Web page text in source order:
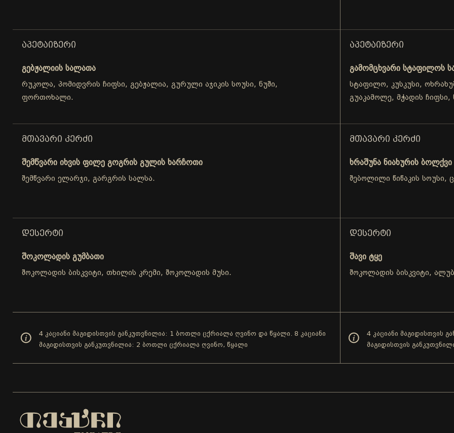
ᲐᲞᲔᲢᲐᲘᲖᲔᲠᲘ
გებჟალიის სალათა
რუკოლა, პომიდვრის ჩიფსი, გებჟალია, გურული აჯიკის სოუსი, ნუში,
ფორთოხალი.
ᲛᲗᲐᲕᲐᲠᲘ ᲙᲔᲠᲫᲘ
შემწვარი იხვის ფილე გოგრის გულის ხარჩოთი
შემწვარი ელარჯი, გარგრის სალსა.
ᲓᲔᲡᲔᲠᲢᲘ
შოკოლადის გუმბათი
შოკოლადის ბისკვიტი, თხილის კრემი, შოკოლადის მუსი.
4 კაციანი მაგიდისთვის განკუთვნილია: 1 ბოთლი ცქრიალა ღვინო და წყალი. 8 კაციანი
მაგიდისთვის განკუთვნილია: 2 ბოთლი ცქრიალა ღვინო, წყალი
ᲐᲞᲔᲢᲐᲘᲖᲔᲠᲘ
გამომცხვარი სტაფილოს
სტაფილო, კუსკუსი,
გუაკამოლე, მჭადის ჩიფსი,
ᲛᲗᲐᲕᲐᲠᲘ ᲙᲔᲠᲫᲘ
ხრაშუნა ნიახურის ბოლქვი
შებოლილი წიწაკის სოუსი,
ᲓᲔᲡᲔᲠᲢᲘ
შავი ტყე
შოკოლადის ბისკვიტი,
4 კაციანი მაგიდისთვის
მაგიდისთვის